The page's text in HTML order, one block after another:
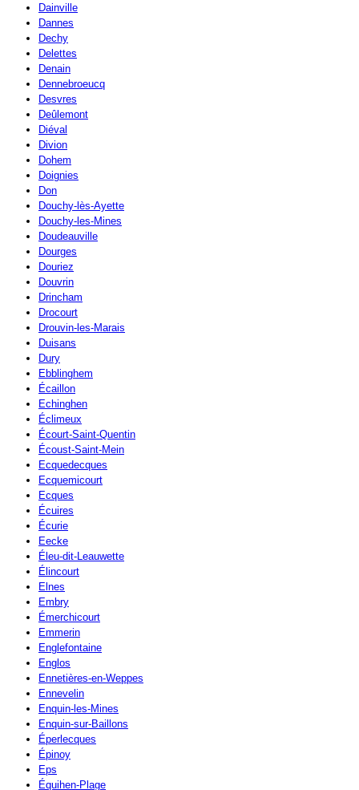
Dainville
Dannes
Dechy
Delettes
Denain
Dennebroeucq
Desvres
Deûlemont
Diéval
Divion
Dohem
Doignies
Don
Douchy-lès-Ayette
Douchy-les-Mines
Doudeauville
Dourges
Douriez
Douvrin
Drincham
Drocourt
Drouvin-les-Marais
Duisans
Dury
Ebblinghem
Écaillon
Echinghen
Éclimeux
Écourt-Saint-Quentin
Écoust-Saint-Mein
Ecquedecques
Ecquemicourt
Ecques
Écuires
Écurie
Eecke
Éleu-dit-Leauwette
Élincourt
Elnes
Embry
Émerchicourt
Emmerin
Englefontaine
Englos
Ennetières-en-Weppes
Ennevelin
Enquin-les-Mines
Enquin-sur-Baillons
Éperlecques
Épinoy
Eps
Équihen-Plage